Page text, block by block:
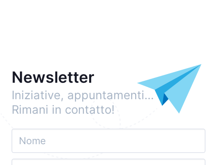
Newsletter
Iniziative, appuntamenti…
Rimani in contatto!